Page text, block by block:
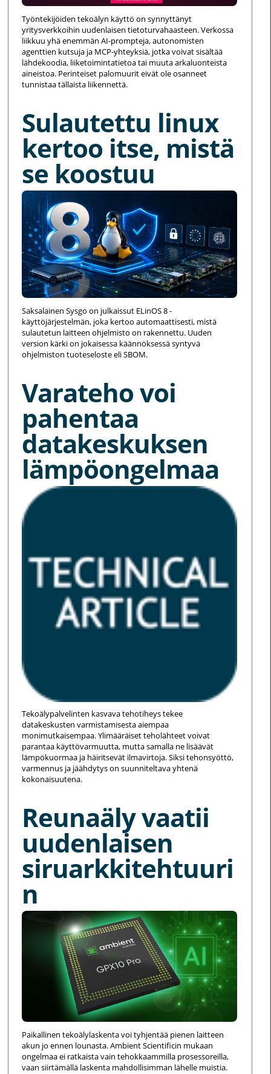
Työntekijöiden tekoälyn käyttö on synnyttänyt
yritysverkkoihin uudenlaisen tietoturvahaasteen. Verkossa
liikkuu yhä enemmän AI-prompteja, autonomisten
agenttien kutsuja ja MCP-yhteyksiä, jotka voivat sisältää
lähdekoodia, liiketoimintatietoa tai muuta arkaluonteista
aineistoa. Perinteiset palomuurit eivät ole osanneet
tunnistaa tällaista liikennettä.
Sulautettu linux
kertoo itse, mistä
se koostuu
Saksalainen Sysgo on julkaissut ELinOS 8 -
käyttöjärjestelmän, joka kertoo automaattisesti, mistä
sulautetun laitteen ohjelmisto on rakennettu. Uuden
version kärki on jokaisessa käännöksessä syntyvä
ohjelmiston tuoteseloste eli SBOM.
Varateho voi
pahentaa
datakeskuksen
lämpöongelmaa
Tekoälypalvelinten kasvava tehotiheys tekee
datakeskusten varmistamisesta aiempaa
monimutkaisempaa. Ylimääräiset teholähteet voivat
parantaa käyttövarmuutta, mutta samalla ne lisäävät
lämpökuormaa ja häiritsevät ilmavirtoja. Siksi tehonsyöttö,
varmennus ja jäähdytys on suunniteltava yhtenä
kokonaisuutena.
Reunaäly vaatii
uudenlaisen
siruarkkitehtuuri
n
Paikallinen tekoälylaskenta voi tyhjentää pienen laitteen
akun jo ennen lounasta. Ambient Scientificin mukaan
ongelmaa ei ratkaista vain tehokkaammilla prosessoreilla,
vaan siirtämällä laskenta mahdollisimman lähelle muistia.